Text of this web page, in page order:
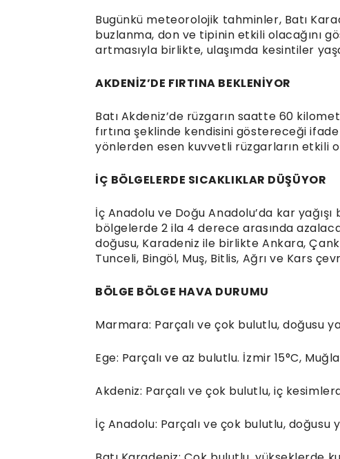
Bugünkü meteorolojik tahminler, Batı
buzlanma, don ve tipinin etkili olacağını
artmasıyla birlikte, ulaşımda kesintiler
AKDENİZ’DE FIRTINA BEKLENİYOR
Batı Akdeniz’de rüzgarın saatte 60
fırtına şeklinde kendisini göstereceği
yönlerden esen kuvvetli rüzgarların etkili
İÇ BÖLGELERDE SICAKLIKLAR DÜŞÜYOR
İç Anadolu ve Doğu Anadolu’da kar yağışı
bölgelerde 2 ila 4 derece arasında
doğusu, Karadeniz ile birlikte Ankara,
Tunceli, Bingöl, Muş, Bitlis, Ağrı ve Kars
BÖLGE BÖLGE HAVA DURUMU
Marmara: Parçalı ve çok bulutlu, doğusu
Ege: Parçalı ve az bulutlu. İzmir 15°C, Muğla
Akdeniz: Parçalı ve çok bulutlu, iç
İç Anadolu: Parçalı ve çok bulutlu, doğusu